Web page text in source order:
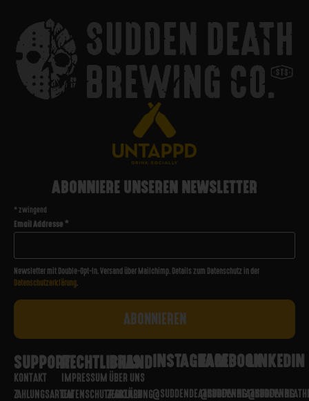
ABONNIERE UNSEREN NEWSLETTER
* zwingend
Email Addresse*
Newsletter mit Double-Opt-In. Versand über Mailchimp. Details zum Datenschutz in der
Datenschutzerklärung.
SUPPORT
KONTAKT
ZAHLUNGSARTEN
RECHTLICHES
IMPRESSUM
DATENSCHUTZERKLÄRUNG
BRAND
ÜBER UNS
PARTNER
INSTAGRAM
@SUDDENDEATHBREWING
FACEBOOK
@SUDDENDEATHBREWING
LINKEDIN